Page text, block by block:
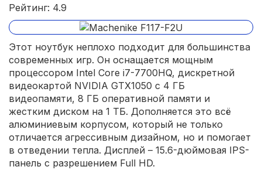
Рейтинг: 4.9
Этот ноутбук неплохо подходит для большинства
современных игр. Он оснащается мощным
процессором Intel Core i7-7700HQ, дискретной
видеокартой NVIDIA GTX1050 с 4 ГБ
видеопамяти, 8 ГБ оперативной памяти и
жестким диском на 1 ТБ. Дополняется это всё
алюминиевым корпусом, который не только
отличается агрессивным дизайном, но и помогает
в отведении тепла. Дисплей – 15.6-дюймовая IPS-
панель с разрешением Full HD.